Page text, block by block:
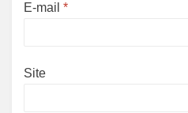
E-mail *
Site